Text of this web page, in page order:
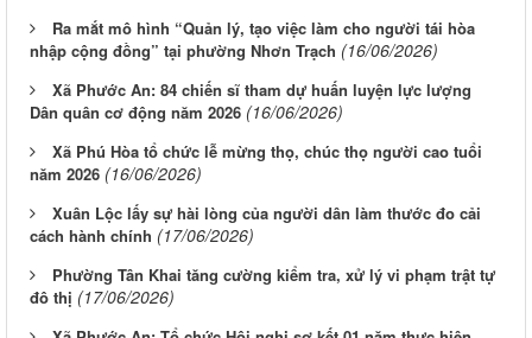
Ra mắt mô hình “Quản lý, tạo việc làm cho người tái hòa
nhập cộng đồng” tại phường Nhơn Trạch (16/06/2026)
Xã Phước An: 84 chiến sĩ tham dự huấn luyện lực lượng
Dân quân cơ động năm 2026 (16/06/2026)
Xã Phú Hòa tổ chức lễ mừng thọ, chúc thọ người cao tuổi
năm 2026 (16/06/2026)
Xuân Lộc lấy sự hài lòng của người dân làm thước đo cải
cách hành chính (17/06/2026)
Phường Tân Khai tăng cường kiểm tra, xử lý vi phạm trật tự
đô thị (17/06/2026)